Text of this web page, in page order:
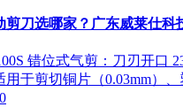
剪刀选哪家？广东威莱仕
错位式气剪：刀刃开口
用于剪切铜片（0.03mm）